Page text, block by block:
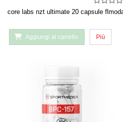
core labs nzt ultimate 20 capsule
Aggiungi al carrello Più